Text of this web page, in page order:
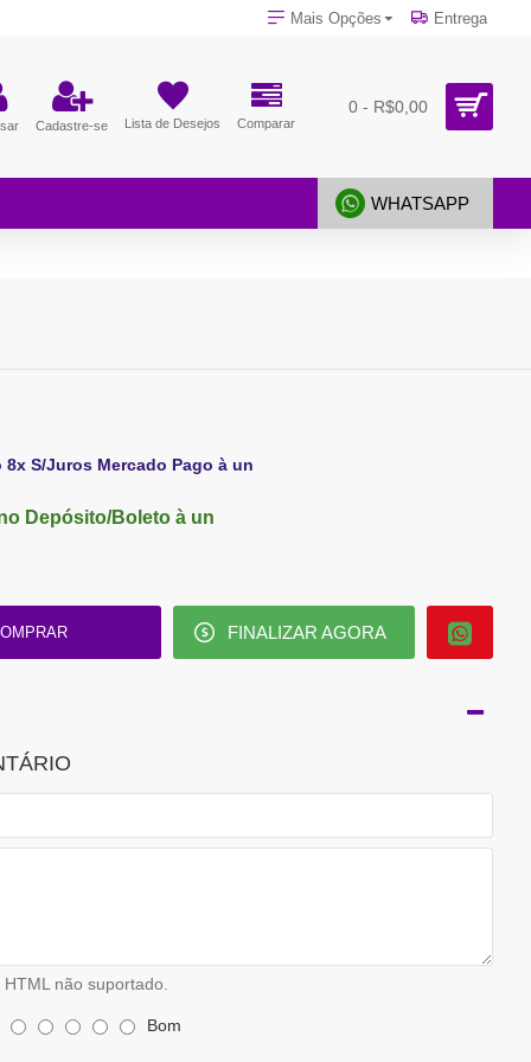
Mais Opções Entrega
Cadastre-se Lista de Desejos Comparar
0 - R$0,00
WHATSAPP
8x S/Juros Mercado Pago à un
Depósito/Boleto à un
FINALIZAR AGORA
HTML não suportado.
Bom